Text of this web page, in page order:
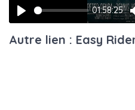
Play
01:58:25
Autre lien : Easy